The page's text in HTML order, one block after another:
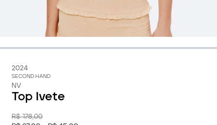
2024
SECOND HAND
NV
Top Ivete
R$ 178,00